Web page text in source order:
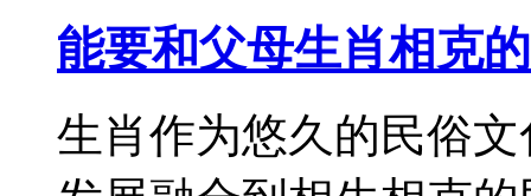
能要和父母生肖相克的
生肖作为悠久的民俗